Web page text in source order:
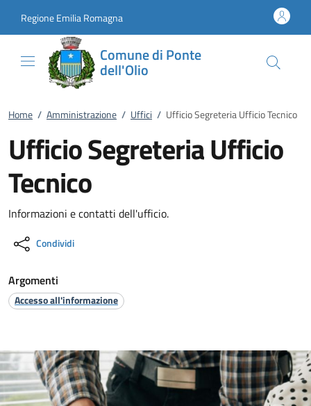
Regione Emilia Romagna
Comune di Ponte
dell'Olio
Home / Amministrazione / Uffici / Ufficio Segreteria Ufficio Tecnico
Ufficio Segreteria Ufficio
Tecnico
Informazioni e contatti dell'ufficio.
Condividi
Argomenti
Accesso all'informazione